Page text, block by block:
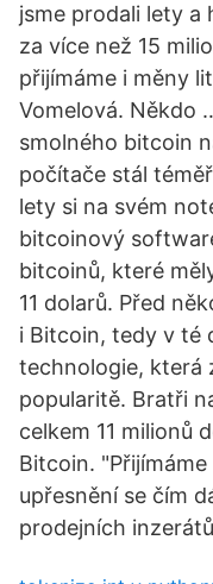
jsme prodali lety a
za více než 15
přijímáme i měny
Vomelová. Někdo
smolného bitcoin
počítače stál
lety si na svém
bitcoinový
bitcoinů, které
11 dolarů. Před
i Bitcoin, tedy v té
technologie, která
popularitě. Bratři
celkem 11 milionů
Bitcoin.
upřesnění se čím
prodejních